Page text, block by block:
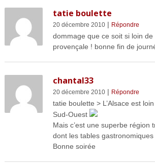
tatie boulette
20 décembre 2010| Répondre
dommage que ce soit si loin de
provençale ! bonne fin de
chantal33
20 décembre 2010| Répondre
tatie boulette > L’Alsace est
Sud-Ouest
Mais c’est une superbe région
dont les tables
Bonne soirée